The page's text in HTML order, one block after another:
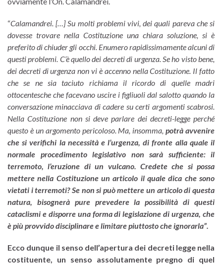
“Calamandrei. […] Su molti problemi vivi, dei quali pareva che si
dovesse trovare nella Costituzione una chiara soluzione, si è
preferito di chiuder gli occhi. Enumero rapidissimamente alcuni di
questi problemi. C’è quello dei decreti di urgenza. Se ho visto bene,
dei decreti di urgenza non vi è accenno nella Costituzione. Il fatto
che se ne sia taciuto richiama il ricordo di quelle madri
ottocentesche che facevano uscire i figliuoli dal salotto quando la
conversazione minacciava di cadere su certi argomenti scabrosi.
Nella Costituzione non si deve parlare dei decreti-legge perché
questo è un argomento pericoloso. Ma, insomma,potrà avvenire
che si verifichi la necessità e l’urgenza, di fronte alla quale il
normale procedimento legislativo non sarà sufficiente: il
terremoto, l’eruzione di un vulcano. Credete che si possa
mettere nella Costituzione un articolo il quale dica che sono
vietati i terremoti? Se non si può mettere un articolo di questa
natura, bisognerà pure prevedere la possibilità di questi
cataclismi e disporre una forma di legislazione di urgenza, che
è più provvido disciplinare e limitare piuttosto che ignorarla”.
Ecco dunque il senso dell’apertura dei decreti legge nella
costituente, un senso assolutamente pregno di quel